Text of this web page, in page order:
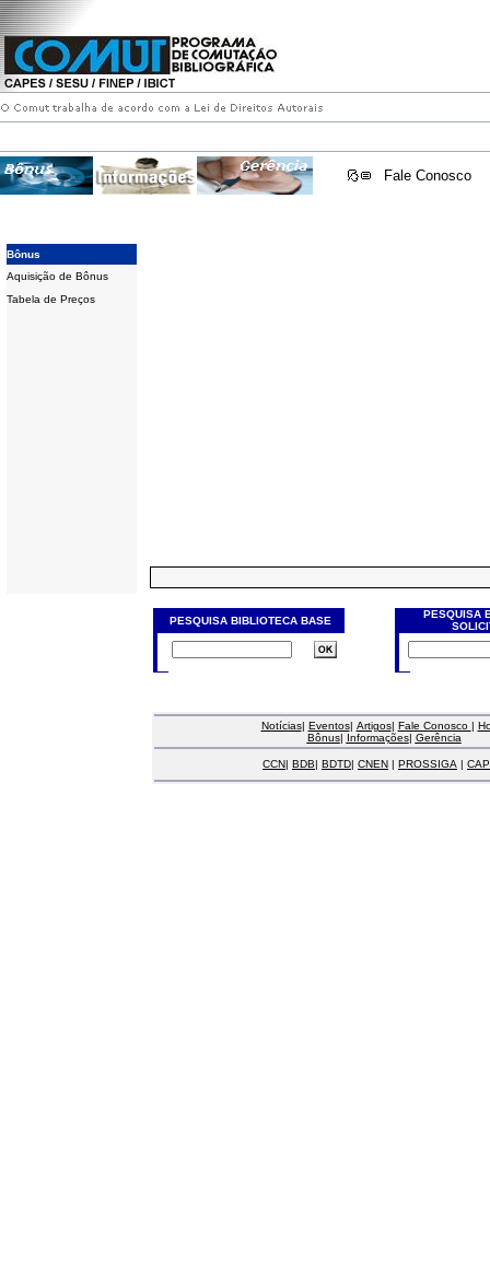
Fale Conosco
Bônus
Aquisição de Bônus
Tabela de Preços
PESQUISA BIBLIOTECA BASE
PESQUISA
Notícias| Eventos| Artigos| Fale Conosco |
Bônus| Informações| Gerência
CCN| BDB| BDTD| CNEN | PROSSIGA |